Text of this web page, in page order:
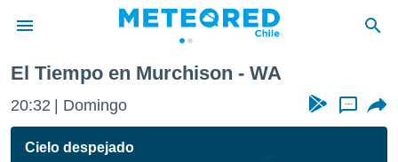
de
por
El Tiempo en Murchison - WA
20:32 Domingo ...
Cielo despejado